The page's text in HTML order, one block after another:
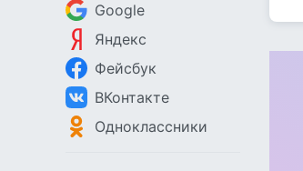
Google
Яндекс
Фейсбук
ВКонтакте
Одноклассники